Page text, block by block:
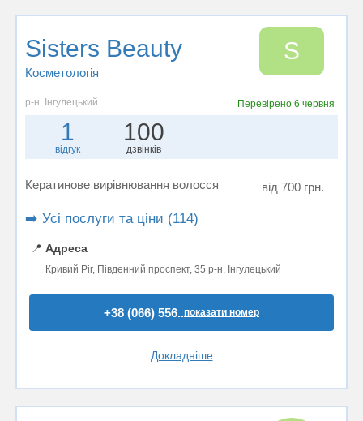
Sisters Beauty
Косметологія
S
р-н. Інгулецький Перевірено 6 червня
1
відгук
100
дзвінків
Кератинове вирівнювання волосся від 700 грн.
➡️ Усі послуги та ціни (114)
📍 Адреса
Кривий Ріг, Південний проспект, 35 р-н. Інгулецький
+38 (066) 556..показати номер
Докладніше